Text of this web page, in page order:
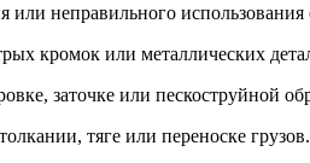
неправильного
кромок или металлических
заточке или пескоструйной
тяге или переноске грузов.